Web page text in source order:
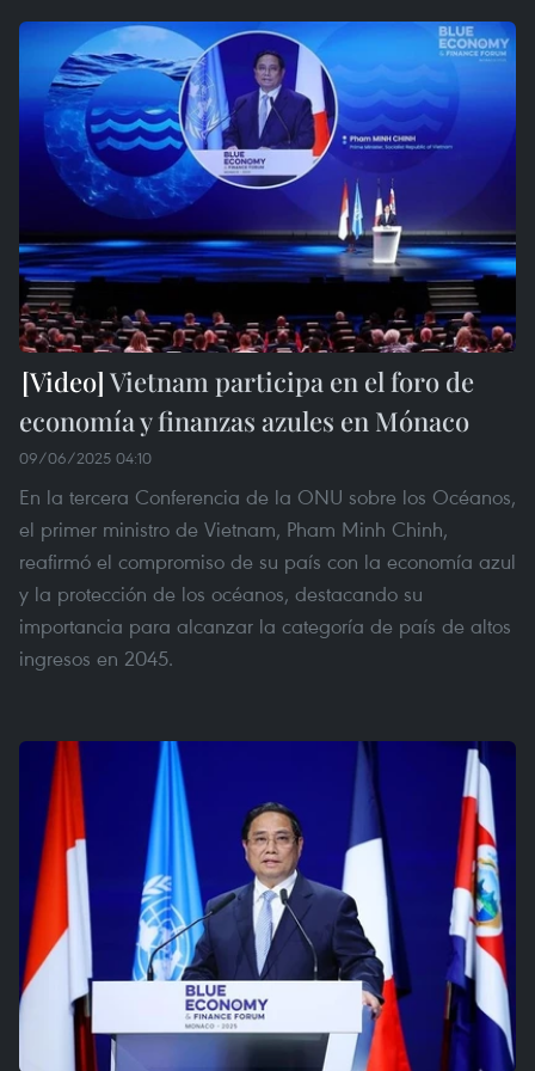
Vietnam participa en el foro de
economía y finanzas azules en Mónaco
09/06/2025 04:10
En la tercera Conferencia de la ONU sobre los Océanos,
el primer ministro de Vietnam, Pham Minh Chinh,
reafirmó el compromiso de su país con la economía azul
y la protección de los océanos, destacando su
importancia para alcanzar la categoría de país de altos
ingresos en 2045.